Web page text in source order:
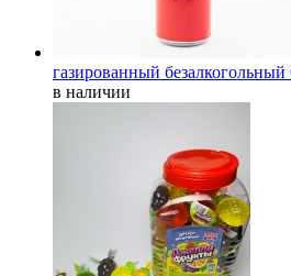
газированный
в наличии